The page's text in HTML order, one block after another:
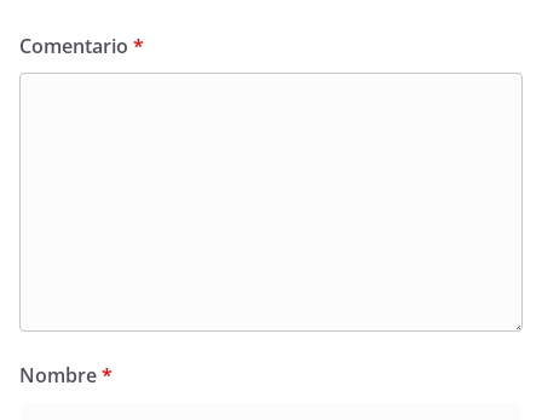
Comentario *
Nombre*